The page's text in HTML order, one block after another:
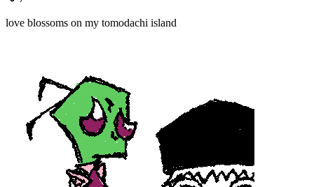
love blossoms on my tomodachi island